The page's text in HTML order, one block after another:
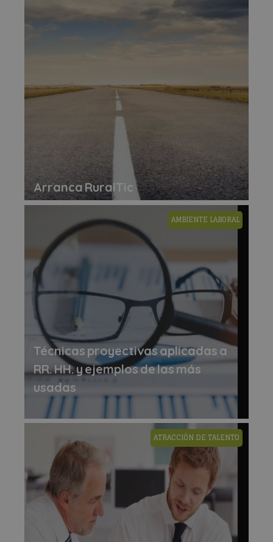
Arranca RuralTic
Técnicas proyectivas aplicadas a
RR. HH. y ejemplos de las más
usadas
AMBIENTE LABORAL
ATRACCIÓN DE TALENTO